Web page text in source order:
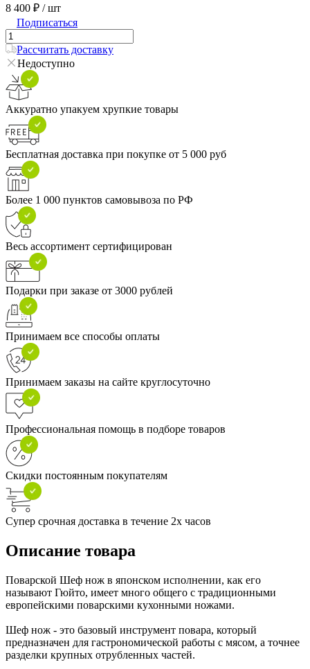
8 400 ₽ / шт
Подписаться
Рассчитать доставку
Недоступно
Аккуратно упакуем хрупкие товары
Бесплатная доставка при покупке от 5 000 руб
Более 1 000 пунктов самовывоза по РФ
Весь ассортимент сертифицирован
Подарки при заказе от 3000 рублей
Принимаем все способы оплаты
Принимаем заказы на сайте круглосуточно
Профессиональная помощь в подборе товаров
Скидки постоянным покупателям
Супер срочная доставка в течение 2х часов
Описание товара
Поварской Шеф нож в японском исполнении, как его
называют Гюйто, имеет много общего с традиционными
европейскими поварскими кухонными ножами.
Шеф нож - это базовый инструмент повара, который
предназначен для гастрономической работы с мясом, а точнее
разделки крупных отрубленных частей.